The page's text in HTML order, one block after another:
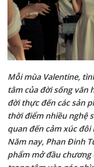
Mỗi mùa Valentine,
tâm của đời sống văn
đời thực đến các sản
thời điểm nhiều nghệ
quan đến cảm xúc
Năm nay, Phan Đinh
phẩm mở đầu